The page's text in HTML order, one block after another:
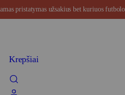
pristatymas užsakius bet kuriuos
Krepšiai